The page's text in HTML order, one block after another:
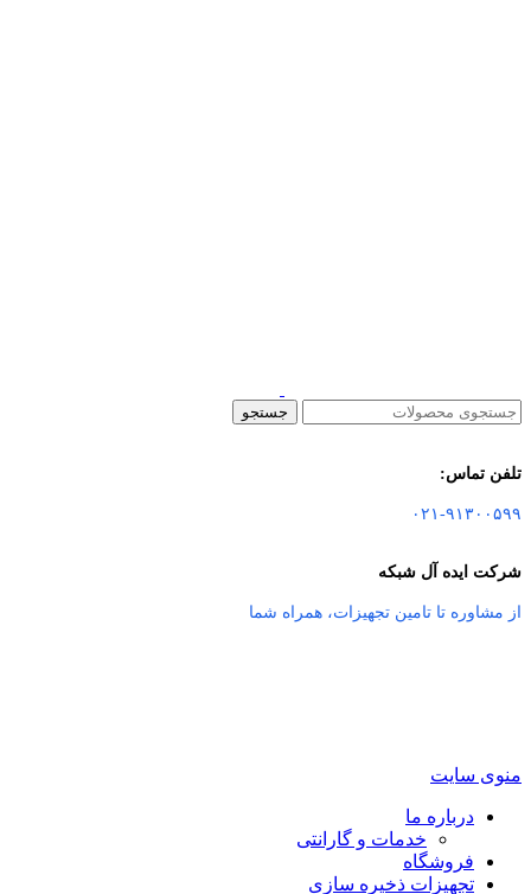
جستجو
تلفن تماس:
۰۲۱-۹۱۳۰۰۵۹۹
شرکت ایده آل شبکه
از مشاوره تا تامین تجهیزات، همراه شما
منوی سایت
درباره ما
خدمات و گارانتی
فروشگاه
تجهیزات ذخیره سازی